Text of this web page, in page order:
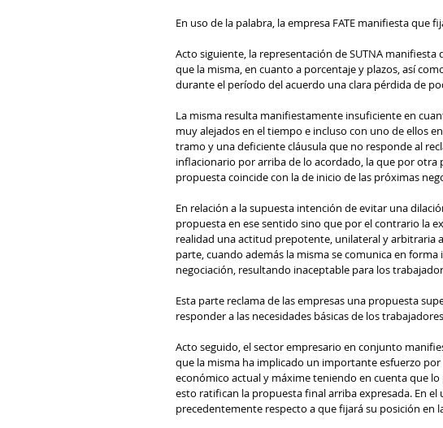
En uso de la palabra, la empresa FATE manifiesta que
Acto siguiente, la representación de SUTNA
que la misma, en cuanto a porcentaje y plazos, así
durante el período del acuerdo una clara pérdida de
La misma resulta manifiestamente insuficiente en
muy alejados en el tiempo e incluso con uno de ellos
tramo y una deficiente cláusula que no responde al
inflacionario por arriba de lo acordado, la que por
propuesta coincide con la de inicio de las próximas
En relación a la supuesta intención de evitar una
propuesta en ese sentido sino que por el contrario la
realidad una actitud prepotente, unilateral y arbitraria
parte, cuando además la misma se comunica en
negociación, resultando inaceptable para los
Esta parte reclama de las empresas una propuesta
responder a las necesidades básicas de los
Acto seguido, el sector empresario en conjunto
que la misma ha implicado un importante esfuerzo
económico actual y máxime teniendo en cuenta que
esto ratifican la propuesta final arriba expresada. En
precedentemente respecto a que fijará su posición en